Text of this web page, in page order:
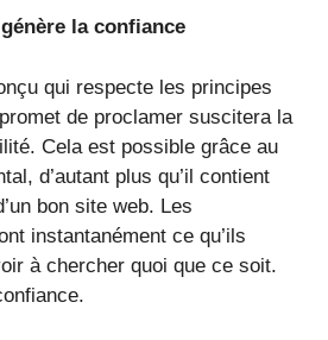
la confiance
qui respecte les principes
de proclamer suscitera la
Cela est possible grâce au
d’autant plus qu’il contient
bon site web. Les
instantanément ce qu’ils
à chercher quoi que ce soit.